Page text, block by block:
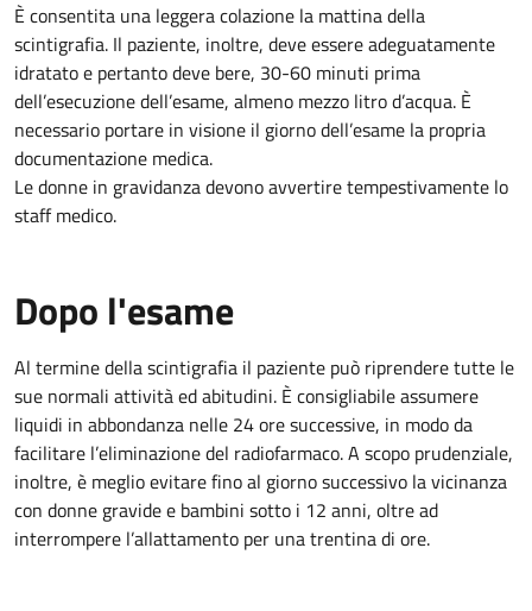
È consentita una leggera colazione la mattina della
scintigrafia. Il paziente, inoltre, deve essere adeguatamente
idratato e pertanto deve bere, 30-60 minuti prima
dell’esecuzione dell’esame, almeno mezzo litro d’acqua. È
necessario portare in visione il giorno dell’esame la propria
documentazione medica.
Le donne in gravidanza devono avvertire tempestivamente lo
staff medico.
Dopo l'esame
Al termine della scintigrafia il paziente può riprendere tutte le
sue normali attività ed abitudini. È consigliabile assumere
liquidi in abbondanza nelle 24 ore successive, in modo da
facilitare l’eliminazione del radiofarmaco. A scopo prudenziale,
inoltre, è meglio evitare fino al giorno successivo la vicinanza
con donne gravide e bambini sotto i 12 anni, oltre ad
interrompere l’allattamento per una trentina di ore.